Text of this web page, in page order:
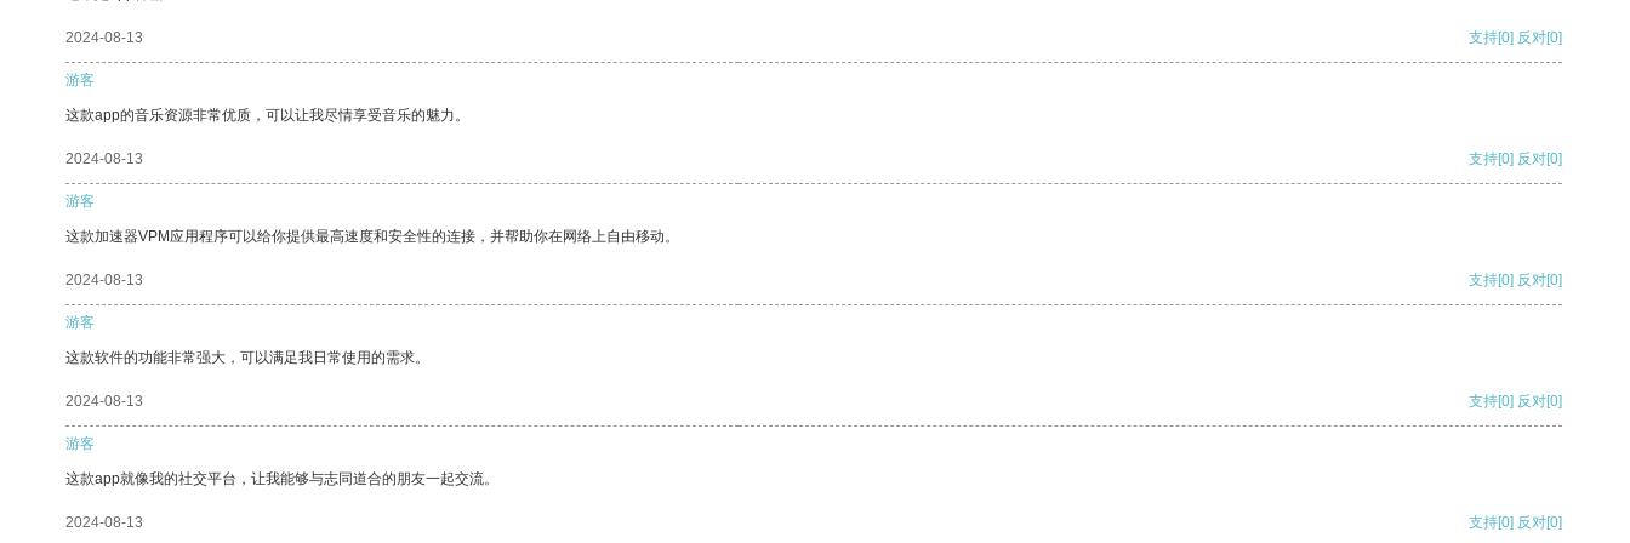
2024-08-13 支持[0] 反对[0]
游客
这款app的音乐资源非常优质，可以让我尽情享受音乐的魅力。
2024-08-13 支持[0] 反对[0]
游客
这款加速器VPM应用程序可以给你提供最高速度和安全性的连接，并帮助你在网络上自由移动。
2024-08-13 支持[0] 反对[0]
游客
这款软件的功能非常强大，可以满足我日常使用的需求。
2024-08-13 支持[0] 反对[0]
游客
这款app就像我的社交平台，让我能够与志同道合的朋友一起交流。
2024-08-13 支持[0] 反对[0]